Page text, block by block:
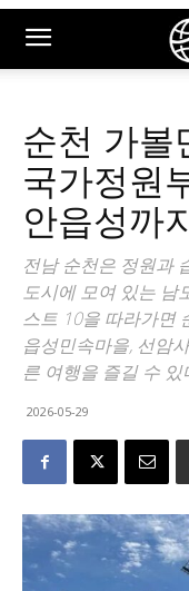
순천 가
국가정원
안읍성까
전남 순천은 정원과
도시에 모여 있는 남
스트 10을 따라가면
읍성민속마을, 선암
른 여행을 즐길 수 있
2026-05-29